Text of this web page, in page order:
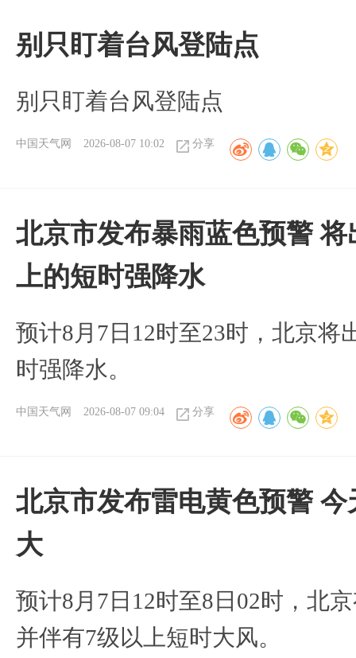
别只盯着台风登陆点
别只盯着台风登陆点
中国天气网 2026-08-07 10:02 分享
北京市发布暴雨蓝色预警
上的短时强降水
预计8月7日12时至23时，北京将
时强降水。
中国天气网 2026-08-07 09:04 分享
北京市发布雷电黄色预警
大
预计8月7日12时至8日02时，北
并伴有7级以上短时大风。